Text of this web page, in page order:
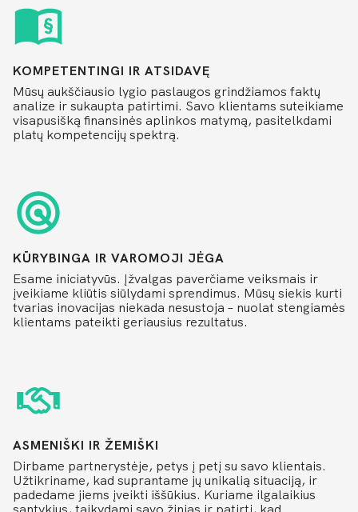
KOMPETENTINGI IR ATSIDAVĘ
Mūsų aukščiausio lygio paslaugos grindžiamos faktų
analize ir sukaupta patirtimi. Savo klientams suteikiame
visapusišką finansinės aplinkos matymą, pasitelkdami
platų kompetencijų spektrą.
KŪRYBINGA IR VAROMOJI JĖGA
Esame iniciatyvūs. Įžvalgas paverčiame veiksmais ir
įveikiame kliūtis siūlydami sprendimus. Mūsų siekis kurti
tvarias inovacijas niekada nesustoja – nuolat stengiamės
klientams pateikti geriausius rezultatus.
ASMENIŠKI IR ŽEMIŠKI
Dirbame partnerystėje, petys į petį su savo klientais.
Užtikriname, kad suprantame jų unikalią situaciją, ir
padedame jiems įveikti iššūkius. Kuriame ilgalaikius